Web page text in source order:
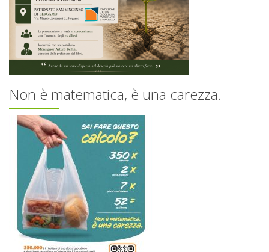
Non è matematica, è una carezza.